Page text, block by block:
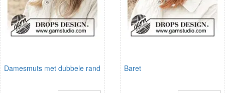
Damesmuts met dubbele rand Baret